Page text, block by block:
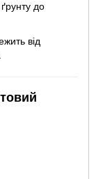
до
від